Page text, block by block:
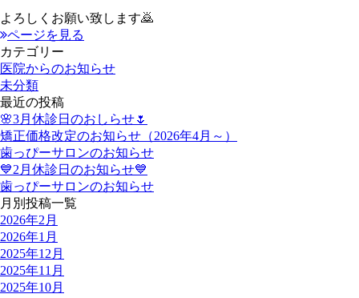
よろしくお願い致します🙇
ページを見る
カテゴリー
医院からのお知らせ
未分類
最近の投稿
🌸3月休診日のおしらせ🌷
矯正価格改定のお知らせ（2026年4月～）
歯っぴーサロンのお知らせ
💙2月休診日のお知らせ💙
歯っぴーサロンのお知らせ
月別投稿一覧
2026年2月
2026年1月
2025年12月
2025年11月
2025年10月